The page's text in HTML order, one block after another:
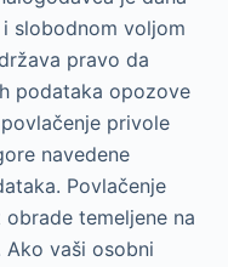
slobodnom voljom
pravo da
podataka opozove
privole
navedene
Povlačenje
temeljene na
vaši osobni